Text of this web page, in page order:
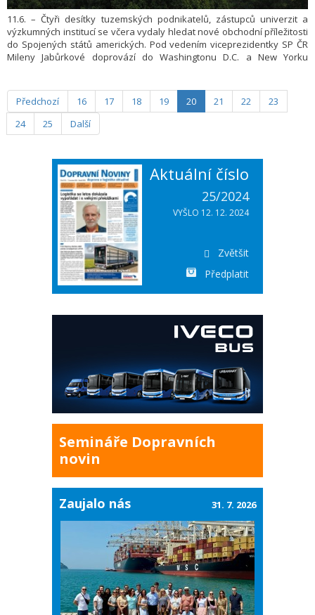
11.6. – Čtyři desítky tuzemských podnikatelů, zástupců univerzit a
výzkumných institucí se včera vydaly hledat nové obchodní příležitosti
do Spojených států amerických. Pod vedením viceprezidentky SP ČR
Mileny Jabůrkové doprovází do Washingtonu D.C. a New Yorku
zejména v oblasti umělé inteligence, kybernetické bezpečnosti nebo
kvantových technologií.
Předchozí 16 17 18 19 20 21 22
23
24
25 Další
Aktuální číslo
25/2024
VYŠLO 12. 12. 2024
Zvětšit
Předplatit
Semináře Dopravních
novin
Zaujalo nás 31. 7. 2026